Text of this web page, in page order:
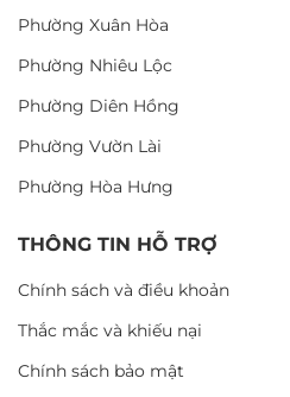
Phường Xuân Hòa
Phường Nhiêu Lộc
Phường Diên Hồng
Phường Vườn Lài
Phường Hòa Hưng
THÔNG TIN HỖ TRỢ
Chính sách và điều khoản
Thắc mắc và khiếu nại
Chính sách bảo mật